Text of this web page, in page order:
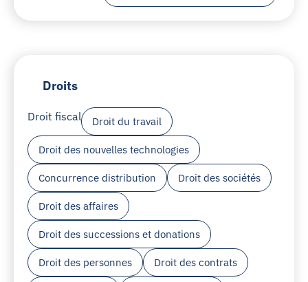
Droits
Droit fiscal Droit du travail
Droit des nouvelles technologies
Concurrence distribution Droit des sociétés
Droit des affaires
Droit des successions et donations
Droit des personnes Droit des contrats